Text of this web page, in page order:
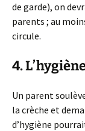
de garde), on
parents ; au
circule.
4.
Un parent
la crèche et
d’hygiène